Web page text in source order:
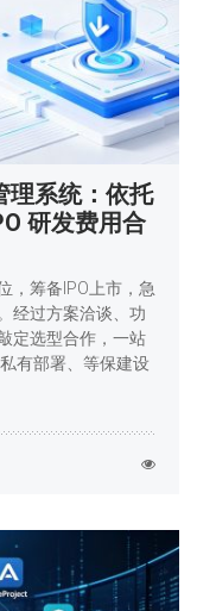
理系统：依托
研发费用合
，筹备IPO上市，急
经过方案洽谈、功
定选型合作，一站
有部署、等保建设